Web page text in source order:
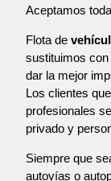
Aceptamos
Flota de
sustituimos
dar la mejor
Los clientes
profesionales
privado y
Siempre que
autovías o